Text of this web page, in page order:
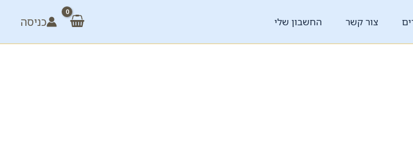
צור קשר החשבון שלי כניסה